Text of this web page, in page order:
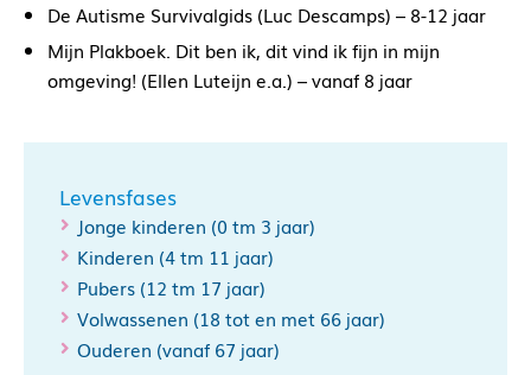
De Autisme Survivalgids (Luc Descamps) – 8-12 jaar
Mijn Plakboek. Dit ben ik, dit vind ik fijn in mijn
omgeving! (Ellen Luteijn e.a.) – vanaf 8 jaar
Levensfases
Jonge kinderen (0 tm 3 jaar)
Kinderen (4 tm 11 jaar)
Pubers (12 tm 17 jaar)
Volwassenen (18 tot en met 66 jaar)
Ouderen (vanaf 67 jaar)